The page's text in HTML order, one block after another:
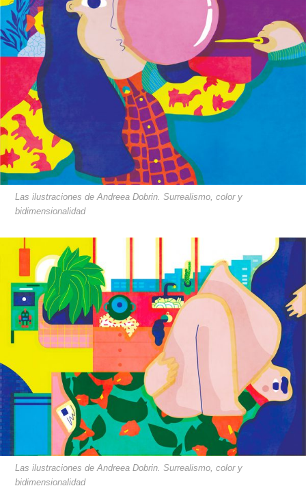
Las ilustraciones de Andreea Dobrin. Surrealismo, color y
bidimensionalidad
Las ilustraciones de Andreea Dobrin. Surrealismo, color y
bidimensionalidad